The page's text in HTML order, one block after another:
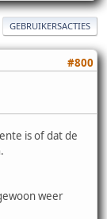
GEBRUIKERSACTIES
#800
is of dat de
weer